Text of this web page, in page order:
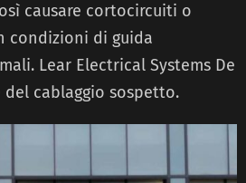
causare cortocircuiti o
condizioni di guida
Lear Electrical Systems De
cablaggio sospetto.